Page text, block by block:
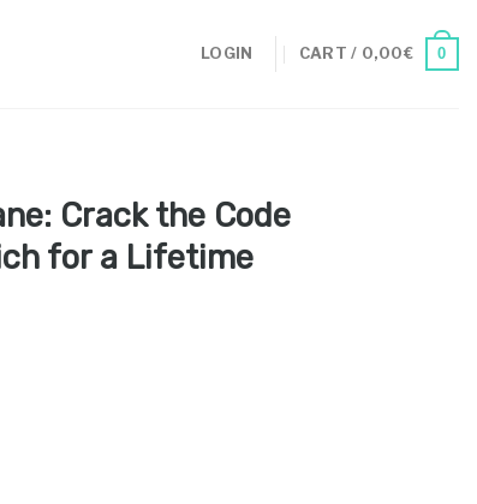
LOGIN CART / 0,00€ 0
Crack the Code
for a Lifetime